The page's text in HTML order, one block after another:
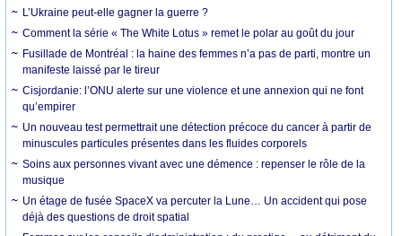
L’Ukraine peut-elle gagner la guerre ?
Comment la série « The White Lotus » remet le polar au goût du jour
Fusillade de Montréal : la haine des femmes n’a pas de parti, montre un
manifeste laissé par le tireur
Cisjordanie: l’ONU alerte sur une violence et une annexion qui ne font
qu’empirer
Un nouveau test permettrait une détection précoce du cancer à partir de
minuscules particules présentes dans les fluides corporels
Soins aux personnes vivant avec une démence : repenser le rôle de la
musique
Un étage de fusée SpaceX va percuter la Lune… Un accident qui pose
déjà des questions de droit spatial